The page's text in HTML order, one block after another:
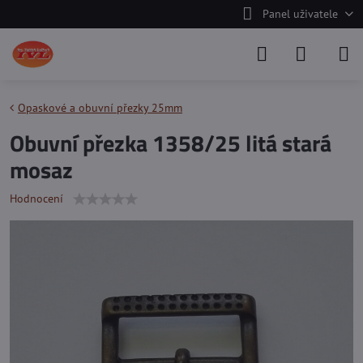
Panel uživatele
Opaskové a obuvní přezky 25mm
Obuvní přezka 1358/25 litá stará
mosaz
Hodnocení